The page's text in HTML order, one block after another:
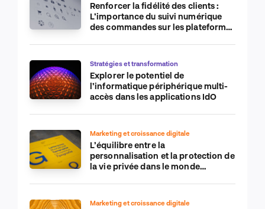
Renforcer la fidélité des clients :
L’importance du suivi numérique
des commandes sur les plateformes
Stratégies et transformation
Explorer le potentiel de
l’informatique périphérique multi-
accès dans les applications IdO
Marketing et croissance digitale
L’équilibre entre la
personnalisation et la protection de
la vie privée dans le monde
Marketing et croissance digitale